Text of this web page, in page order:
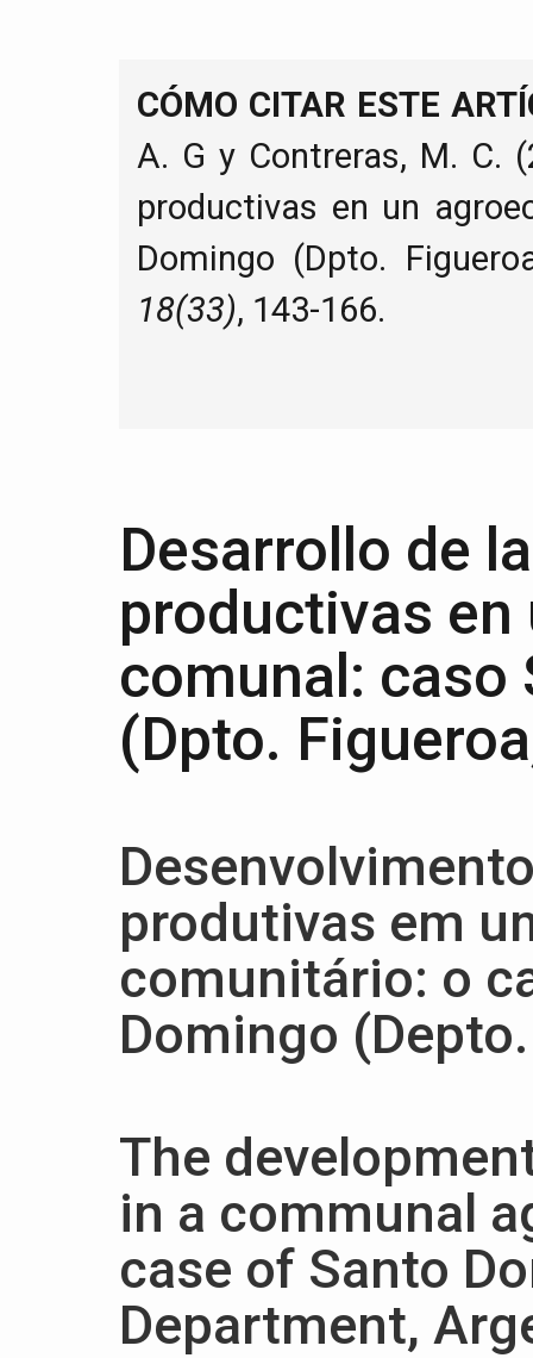
CÓMO CITAR ESTE
A. G y Contreras, M. C.
productivas en un
Domingo (Dpto.
18(33), 143-166.
Desarrollo de
productivas
comunal: caso
(Dpto.
produtivas em
comunitário: o
Domingo
The
in a communal
case of Santo
Department,